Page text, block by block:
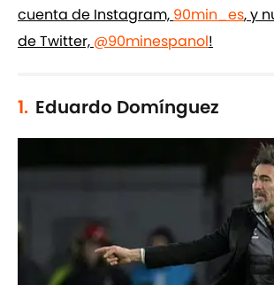
cuenta de Instagram, 90min_es, y
de Twitter, @90minespanol!
1. Eduardo Domínguez